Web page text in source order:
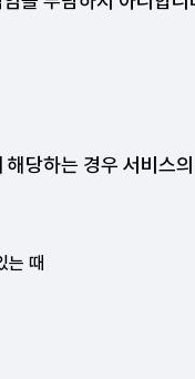
당하는 경우 서비스
는 때